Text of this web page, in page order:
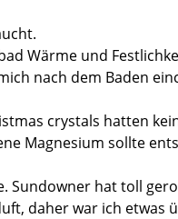
Wärme und
nach dem Baden
crystals hatten
Magnesium sollte
Sundowner hat toll
daher war ich etwas